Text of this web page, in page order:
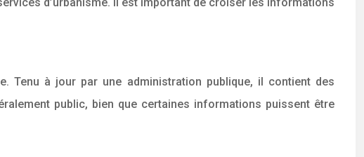
à jour par une administration publique, il contient des
public, bien que certaines informations puissent être